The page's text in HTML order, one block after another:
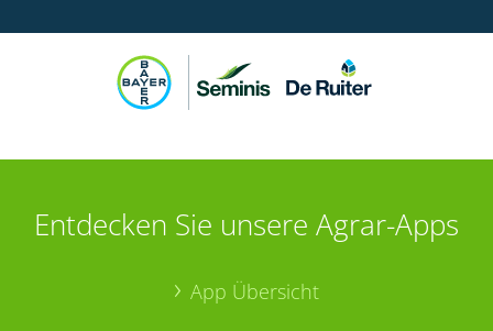
Entdecken Sie unsere Agrar-Apps
App Übersicht